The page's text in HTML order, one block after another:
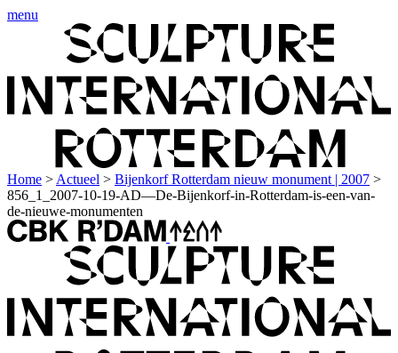
menu
Home > Actueel > Bijenkorf Rotterdam nieuw monument | 2007 >
856_1_2007-10-19-AD—De-Bijenkorf-in-Rotterdam-is-een-van-
de-nieuwe-monumenten